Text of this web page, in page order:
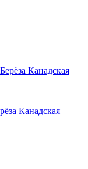
Канадская